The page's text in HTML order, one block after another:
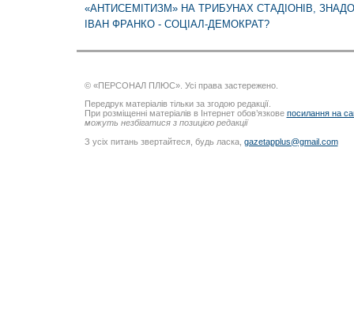
«АНТИСЕМІТИЗМ» НА ТРИБУНАХ СТАДІОНІВ,
ІВАН ФРАНКО - СОЦІАЛ-ДЕМОКРАТ?
© «ПЕРСОНАЛ ПЛЮС». Усі права застережено.
Передрук матеріалів тільки за згодою редакції.
При розміщенні матеріалів в Інтернет обов’язкове посилання на
можуть незбігатися з позицією редакції
З усіх питань звертайтеся, будь ласка, gazetapplus@gmail.com